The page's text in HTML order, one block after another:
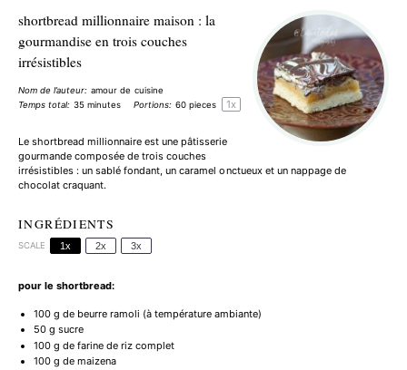
shortbread millionnaire maison : la
gourmandise en trois couches
irrésistibles
Nom de l’auteur: amour de cuisine
Temps total: 35 minutes Portions: 60pieces 1x
Le shortbread millionnaire est une pâtisserie
gourmande composée de trois couches
irrésistibles : un sablé fondant, un caramel onctueux et un nappage de
chocolat craquant.
INGRÉDIENTS
SCALE 1x 2x 3x
pour le shortbread:
100 g de beurre ramoli (à température ambiante)
50 g sucre
100 g de farine de riz complet
100 g de maizena